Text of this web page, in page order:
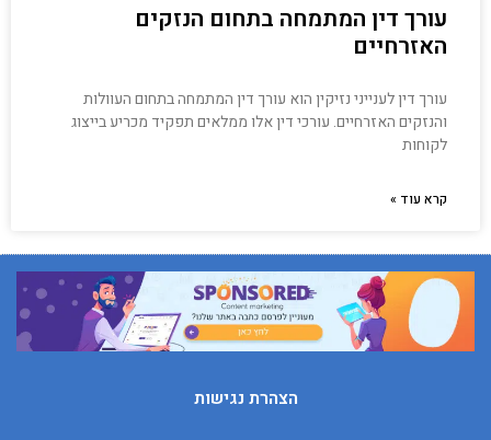
עורך דין המתמחה בתחום הנזקים
האזרחיים
עורך דין לענייני נזיקין הוא עורך דין המתמחה בתחום העוולות
והנזקים האזרחיים. עורכי דין אלו ממלאים תפקיד מכריע בייצוג
לקוחות
קרא עוד »
הצהרת נגישות